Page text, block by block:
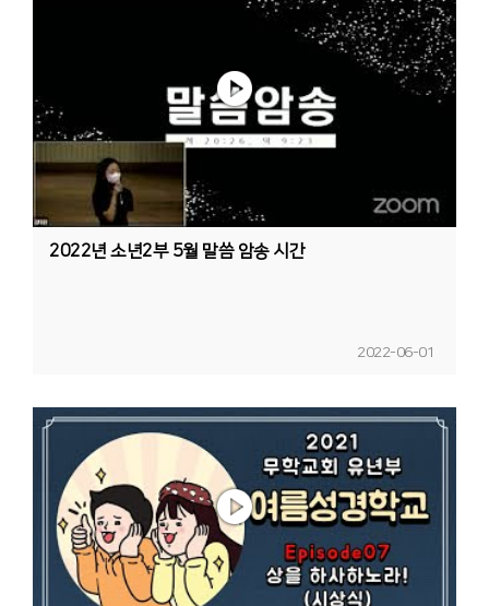
2022년 소년2부 5월 말씀 암송 시간
2022-06-01